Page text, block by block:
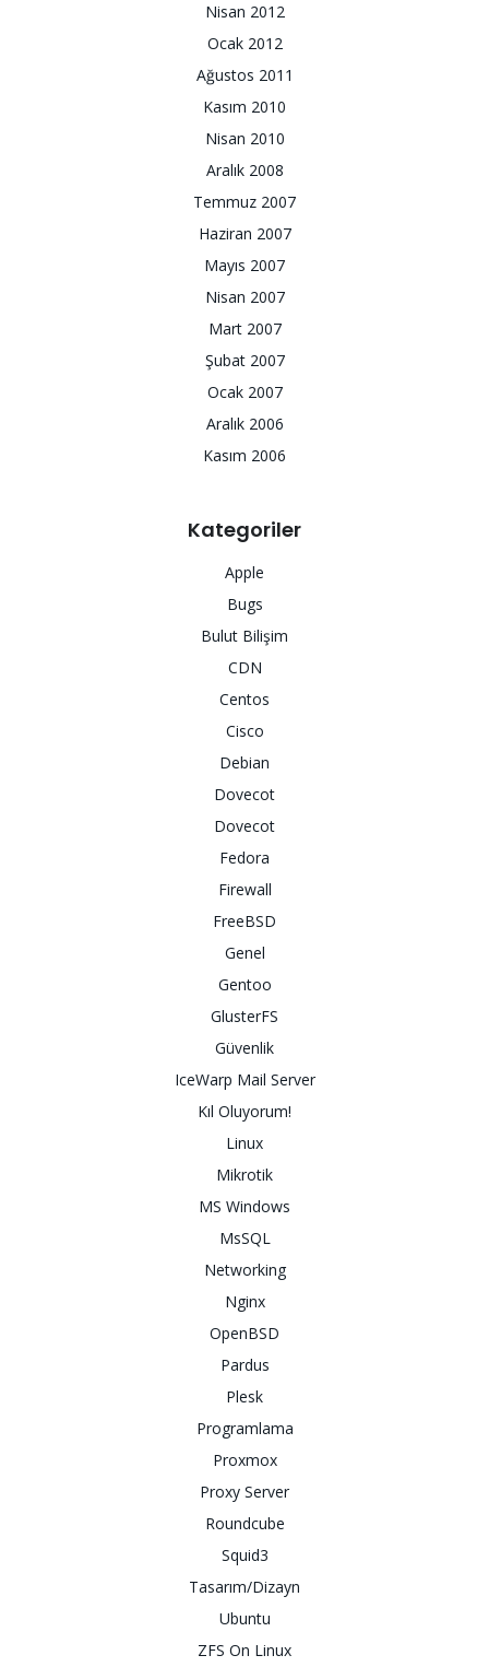
Nisan 2012
Ocak 2012
Ağustos 2011
Kasım 2010
Nisan 2010
Aralık 2008
Temmuz 2007
Haziran 2007
Mayıs 2007
Nisan 2007
Mart 2007
Şubat 2007
Ocak 2007
Aralık 2006
Kasım 2006
Kategoriler
Apple
Bugs
Bulut Bilişim
CDN
Centos
Cisco
Debian
Dovecot
Dovecot
Fedora
Firewall
FreeBSD
Genel
Gentoo
GlusterFS
Güvenlik
IceWarp Mail Server
Kıl Oluyorum!
Linux
Mikrotik
MS Windows
MsSQL
Networking
Nginx
OpenBSD
Pardus
Plesk
Programlama
Proxmox
Proxy Server
Roundcube
Squid3
Tasarım/Dizayn
Ubuntu
ZFS On Linux